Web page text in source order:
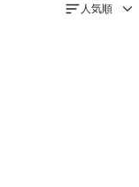
人気順